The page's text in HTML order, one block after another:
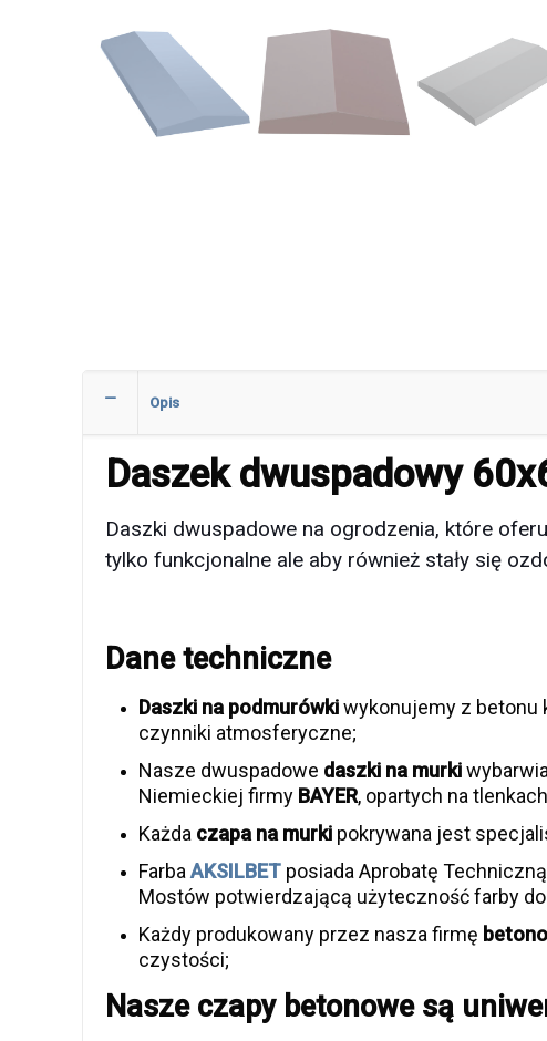
Opis
Daszek dwuspadowy
Daszki dwuspadowe na ogrodzenia, które
tylko funkcjonalne ale aby również stały się
Dane techniczne
Daszki na podmurówkiwykonujemy z betonu
czynniki atmosferyczne;
Nasze dwuspadowe daszki na murki
Niemieckiej firmy BAYER, opartych na
Każda czapa na murki pokrywana jest
FarbaAKSILBET posiada Aprobatę
Mostów potwierdzającą użyteczność farby
Każdy produkowany przez nasza firmę
czystości;
Nasze czapy betonowe są